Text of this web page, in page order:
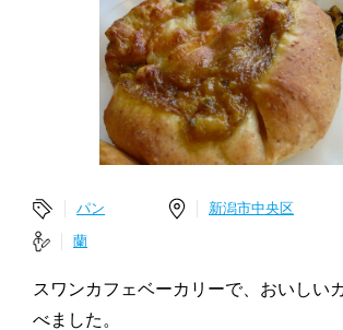
パン
新潟市中央区
蘭
スワンカフェベーカリーで、おいしい
べました。